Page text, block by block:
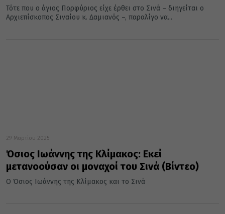
Τότε που ο άγιος Πορφύριος είχε έρθει στο Σινά – διηγείται ο
Αρχιεπίσκοπος Σιναίου κ. Δαμιανός –, παραλίγο να...
29 Μαρτίου 2025
Όσιος Ιωάννης της Κλίμακος: Εκεί
μετανοούσαν οι μοναχοί του Σινά (Βίντεο)
Ο Όσιος Ιωάννης της Κλίμακος και το Σινά